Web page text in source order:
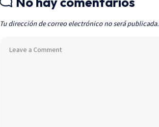
Tu dirección de correo electrónico no será publicada.